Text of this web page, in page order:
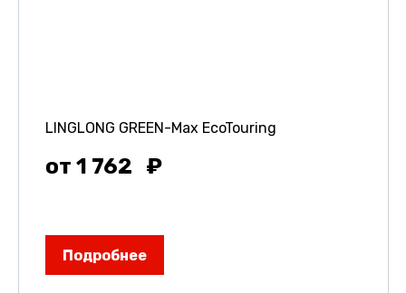
LINGLONG GREEN-Max EcoTouring
от 1 762
Подробнее